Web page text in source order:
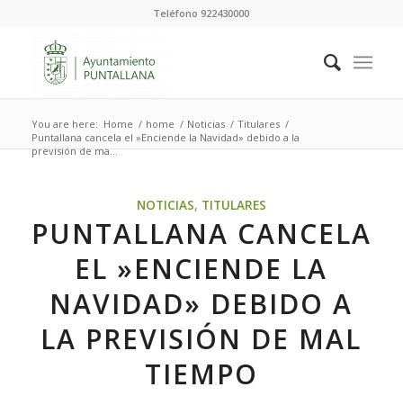
Teléfono 922430000
You are here: Home / home / Noticias / Titulares /
Puntallana cancela el »Enciende la Navidad» debido a la
previsión de ma...
NOTICIAS, TITULARES
PUNTALLANA CANCELA
EL »ENCIENDE LA
NAVIDAD» DEBIDO A
LA PREVISIÓN DE MAL
TIEMPO